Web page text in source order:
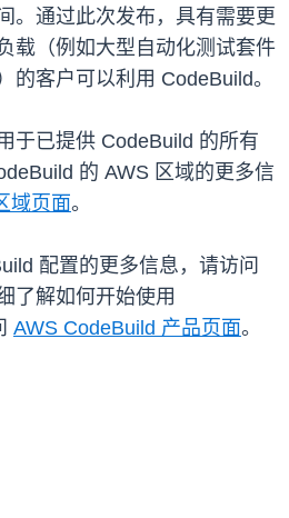
。通过此次发布，具有需要更
载（例如大型自动化测试套件
的客户可以利用 CodeBuild。
于已提供 CodeBuild 的所有
的 AWS 区域的更多信
域页面。
配置的更多信息，请访问
了解如何开始使用
AWS CodeBuild 产品页面。